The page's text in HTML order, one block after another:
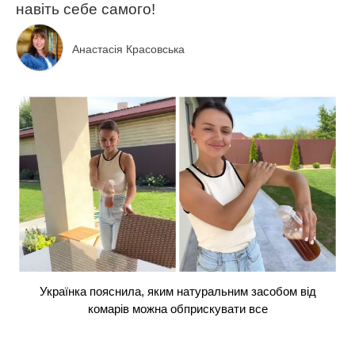
навіть себе самого!
Анастасія Красовська
Українка пояснила, яким натуральним засобом від
комарів можна обприскувати все